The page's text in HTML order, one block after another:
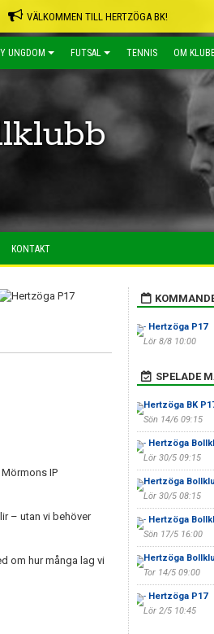
VÄLKOMMEN TILL HERTZÖGA BK!
UNGDOM FUTSAL TENNIS OM
KONTAKT
IP
– utan vi behöver
om hur många lag vi
- Hertzöga P17
Lör 8/8 10:00
SPELADE
Hertzöga BK
Sön 14/6 09:15
- Hertzöga
Lör 30/5 09:15
Hertzöga
Lör 30/5 08:15
- Hertzöga
Sön 17/5 16:00
Hertzöga
Tor 14/5 09:00
- Hertzöga P17
Lör 2/5 10:45